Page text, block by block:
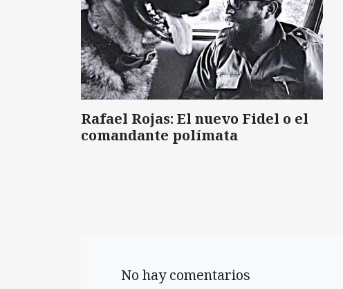
Rafael Rojas: El nuevo Fidel o el
comandante polímata
No hay comentarios